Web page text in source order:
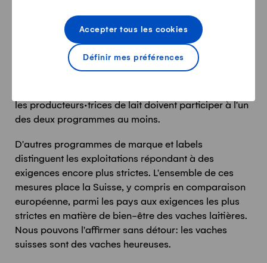
Définir mes préférences
Accepter tous les cookies
logettes couvertes de litière, d'aires de repos
accessibles à tout moment et sont éclairées par
la lumière du jour.
les producteurs·trices de lait doivent participer à l'un
des deux programmes au moins.
D'autres programmes de marque et labels
distinguent les exploitations répondant à des
exigences encore plus strictes. L'ensemble de ces
mesures place la Suisse, y compris en comparaison
européenne, parmi les pays aux exigences les plus
strictes en matière de bien-être des vaches laitières.
Nous pouvons l'affirmer sans détour: les vaches
suisses sont des vaches heureuses.